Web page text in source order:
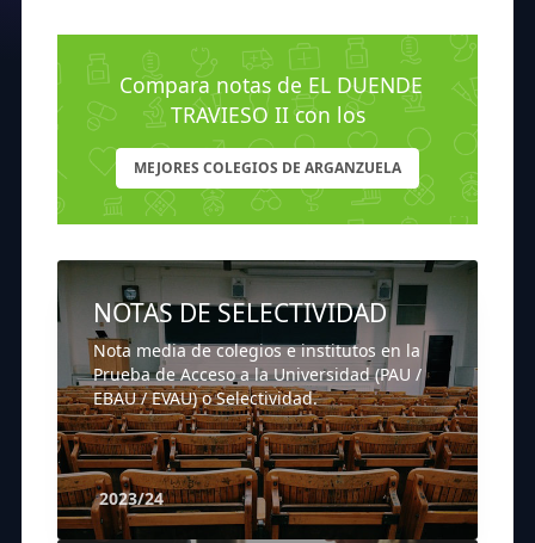
Compara notas de EL DUENDE
TRAVIESO II con los
MEJORES COLEGIOS DE ARGANZUELA
NOTAS DE SELECTIVIDAD
Nota media de colegios e institutos en la
Prueba de Acceso a la Universidad (PAU /
EBAU / EVAU) o Selectividad.
2023/24